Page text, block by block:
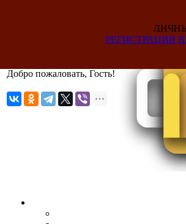
Добро пожаловать, Гость!
РЕГИСТРАЦИЯ